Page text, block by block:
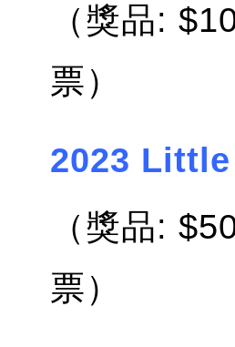
（獎品:
票）
2023
（獎品:
票）